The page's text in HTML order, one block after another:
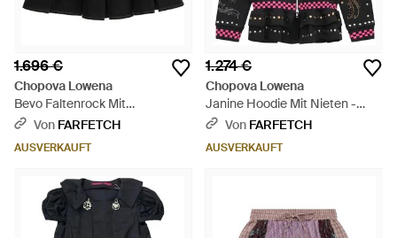
1.696 €
Chopova Lowena
Bevo Faltenrock Mit
Karabinerdetail - Schwarz
Von FARFETCH
AUSVERKAUFT
1.274 €
Chopova Lowena
Janine Hoodie Mit Nieten -
Schwarz
Von FARFETCH
AUSVERKAUFT